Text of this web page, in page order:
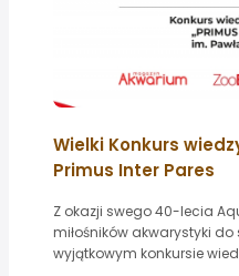
Wielki Konkurs
Primus Inter Pares
Z okazji swego 40-lecia
miłośników akwarystyki
wyjątkowym konkursie